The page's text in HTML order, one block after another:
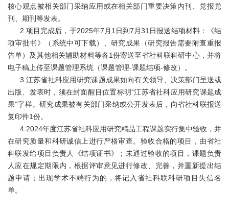
核心观点被相关部门采纳应用或在相关部门重要决策内刊、党报党
刊、期刊等发表。
2.项目完成后，于2025年7月1日到7月31日报送结项材料：《结
项审批书》（系统中可下载）、研究成果（研究报告需要附查重报
告单）及其他相关辅助材料等各1份寄送至省社科联科研中心，并将
电子稿上传至课题管理系统（课题管理-课题结项-修改）。
3.江苏省社科应用研究课题成果如向有关领导、决策部门呈送或
出版、发表时，须在封面醒目位置标明“江苏省社科应用研究课题成
果”字样。研究成果被有关部门采纳或公开发表后，向省社科联报送
复印件1份。
4.2024年度江苏省社科应用研究精品工程课题实行集中验收，并
在研究质量和科研诚信上进行严格审查。验收合格的项目，由省社
科联发给项目负责人《结项证书》；未通过验收的项目，课题负责
人应在规定期限内，根据评审意见进行修改、完善，并重新提出结
题申请；出现学术不端行为的，将记入省社科联科研项目失信名
单。